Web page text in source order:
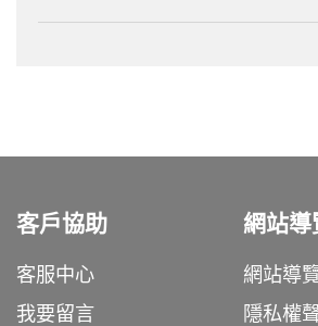
客戶協助
客服中心
我要留言
網站導
網站導
隱私權